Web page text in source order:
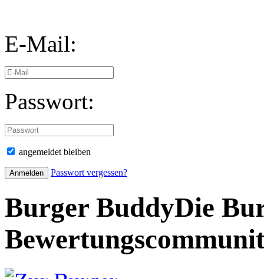
E-Mail:
Passwort:
angemeldet bleiben
Passwort vergessen?
Burger BuddyDie